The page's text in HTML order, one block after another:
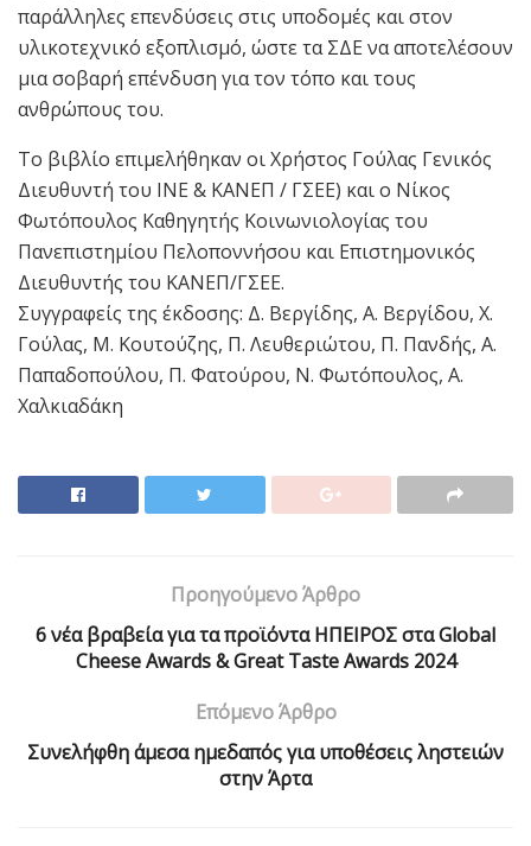
παράλληλες επενδύσεις στις υποδομές και στον
υλικοτεχνικό εξοπλισμό, ώστε τα ΣΔΕ να αποτελέσουν
μια σοβαρή επένδυση για τον τόπο και τους
ανθρώπους του.
Το βιβλίο επιμελήθηκαν οι Χρήστος Γούλας Γενικός
Διευθυντή του ΙΝΕ & ΚΑΝΕΠ / ΓΣΕΕ) και ο Νίκος
Φωτόπουλος Καθηγητής Κοινωνιολογίας του
Πανεπιστημίου Πελοποννήσου και Επιστημονικός
Διευθυντής του ΚΑΝΕΠ/ΓΣΕΕ.
Συγγραφείς της έκδοσης: Δ. Βεργίδης, Α. Βεργίδου, Χ.
Γούλας, Μ. Κουτούζης, Π. Λευθεριώτου, Π. Πανδής, Α.
Παπαδοπούλου, Π. Φατούρου, Ν. Φωτόπουλος, Α.
Χαλκιαδάκη
Προηγούμενο Άρθρο
6 νέα βραβεία για τα προϊόντα ΗΠΕΙΡΟΣ στα Global
Cheese Awards & Great Taste Awards 2024
Επόμενο Άρθρο
Συνελήφθη άμεσα ημεδαπός για υποθέσεις ληστειών
στην Άρτα